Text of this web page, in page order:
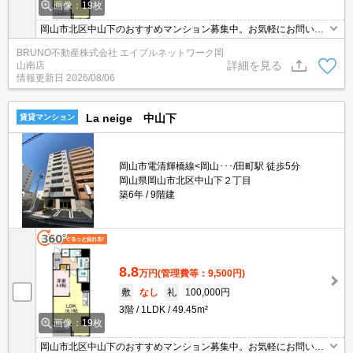
画像：19枚
岡山市北区中山下のおすすめマンション募集中。お気軽にお問い合
BRUNO不動産株式会社 エイブルネットワーク岡
山南店
情報更新日 2026/08/06
詳細を見る
賃貸マンション La neige 中山下
岡山市電清輝橋線<岡山･･･/田町駅 徒歩5分
岡山県岡山市北区中山下２丁目
築6年
9階建
画像：19枚
8.8万円(管理費等：9,500円)
敷
なし 礼
100,000円
3階
1LDK 49.45m²
岡山市北区中山下のおすすめマンション募集中。お気軽にお問い合